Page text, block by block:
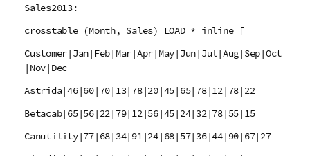
Sales2013:
crosstable (Month, Sales) LOAD * inline [
Customer|Jan|Feb|Mar|Apr|May|Jun|Jul|Aug|Sep|Oct
|Nov|Dec
Astrida|46|60|70|13|78|20|45|65|78|12|78|22
Betacab|65|56|22|79|12|56|45|24|32|78|55|15
Canutility|77|68|34|91|24|68|57|36|44|90|67|27